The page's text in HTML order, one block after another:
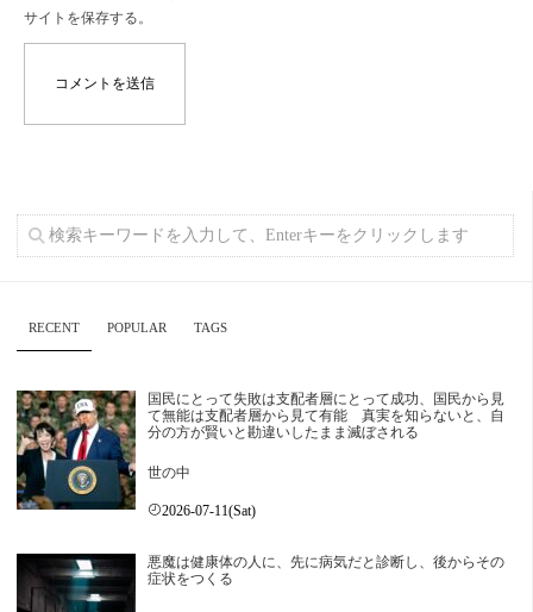
サイトを保存する。
RECENT POPULAR TAGS
国民にとって失敗は支配者層にとって成功、国民から見
て無能は支配者層から見て有能 真実を知らないと、自
分の方が賢いと勘違いしたまま滅ぼされる
世の中
2026-07-11(Sat)
悪魔は健康体の人に、先に病気だと診断し、後からその
症状をつくる